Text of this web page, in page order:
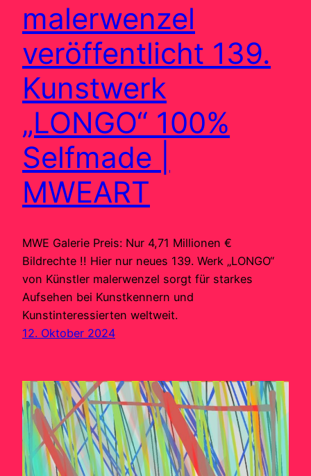
malerwenzel
veröffentlicht 139.
Kunstwerk
„LONGO“ 100%
Selfmade |
MWEART
MWE Galerie Preis: Nur 4,71 Millionen €
Bildrechte !! Hier nur neues 139. Werk „LONGO“
von Künstler malerwenzel sorgt für starkes
Aufsehen bei Kunstkennern und
Kunstinteressierten weltweit.
12. Oktober 2024